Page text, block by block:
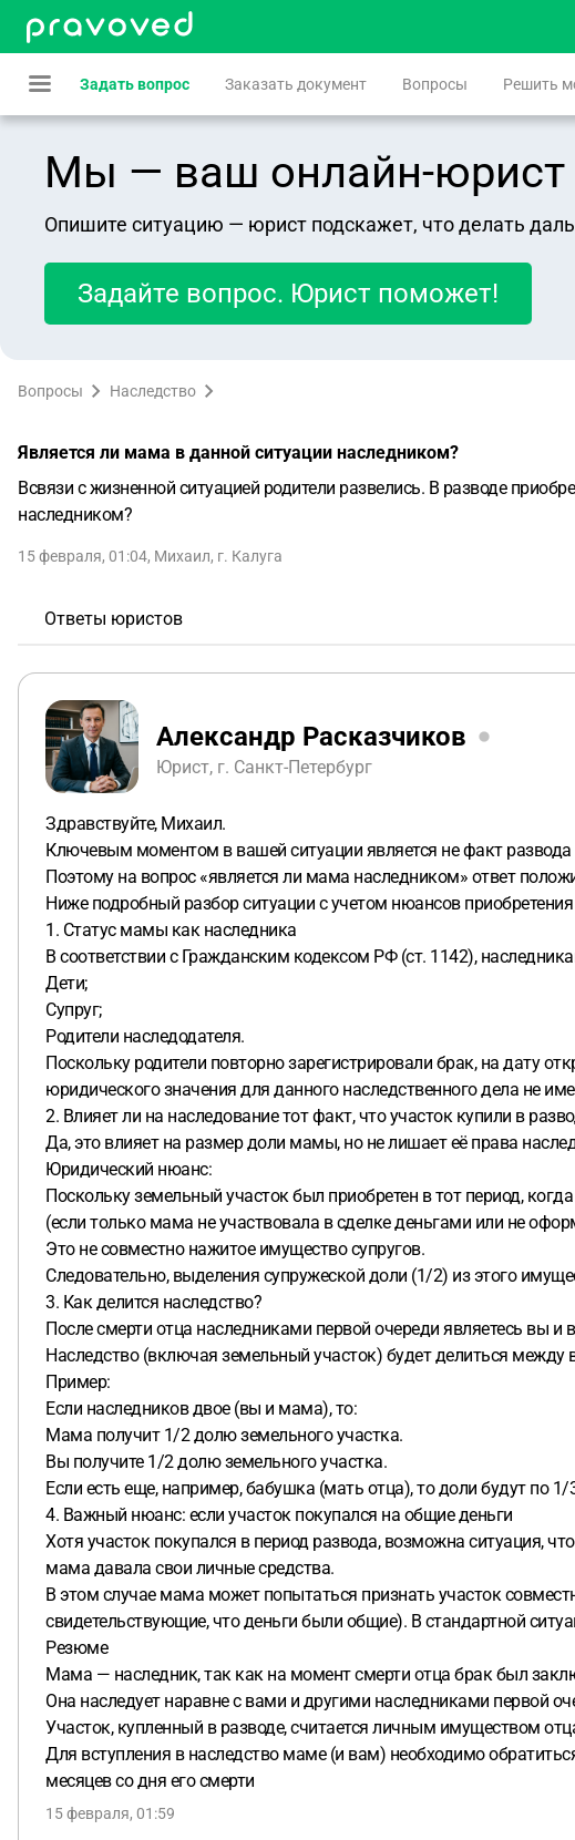
Задать вопрос Заказать документ Вопросы Решить
Мы — ваш онлайн-юрист
Опишите ситуацию — юрист подскажет, что делать
Задайте вопрос. Юрист поможет!
Вопросы Наследство
Является ли мама в данной ситуации наследником?
Всвязи с жизненной ситуацией родители развелись. В разводе
наследником?
15 февраля, 01:04, Михаил, г. Калуга
Ответы юристов
Александр Расказчиков
Юрист, г. Санкт-Петербург
Здравствуйте, Михаил.
Ключевым моментом в вашей ситуации является не факт
Поэтому на вопрос «является ли мама наследником» ответ
Ниже подробный разбор ситуации с учетом нюансов приобретения
1. Статус мамы как наследника
В соответствии с Гражданским кодексом РФ (ст. 1142),
Дети;
Супруг;
Родители наследодателя.
Поскольку родители повторно зарегистрировали брак, на дату
юридического значения для данного наследственного дела не
2. Влияет ли на наследование тот факт, что участок купили в
Да, это влияет на размер доли мамы, но не лишает её права
Юридический нюанс:
Поскольку земельный участок был приобретен в тот период,
(если только мама не участвовала в сделке деньгами или не
Это не совместно нажитое имущество супругов.
Следовательно, выделения супружеской доли (1/2) из этого
3. Как делится наследство?
После смерти отца наследниками первой очереди являетесь вы
Наследство (включая земельный участок) будет делиться между
Пример:
Если наследников двое (вы и мама), то:
Мама получит 1/2 долю земельного участка.
Вы получите 1/2 долю земельного участка.
Если есть еще, например, бабушка (мать отца), то доли будут по 1/
4. Важный нюанс: если участок покупался на общие деньги
Хотя участок покупался в период развода, возможна ситуация,
мама давала свои личные средства.
В этом случае мама может попытаться признать участок
свидетельствующие, что деньги были общие). В стандартной
Резюме
Мама — наследник, так как на момент смерти отца брак был
Она наследует наравне с вами и другими наследниками первой
Участок, купленный в разводе, считается личным имуществом
Для вступления в наследство маме (и вам) необходимо
месяцев со дня его смерти
15 февраля, 01:59